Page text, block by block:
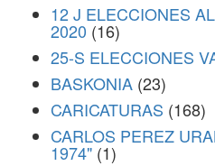
12 J ELECCIONES
2020 (16)
25-S ELECCIONES
BASKONIA (23)
CARICATURAS (168)
CARLOS PEREZ
1974" (1)